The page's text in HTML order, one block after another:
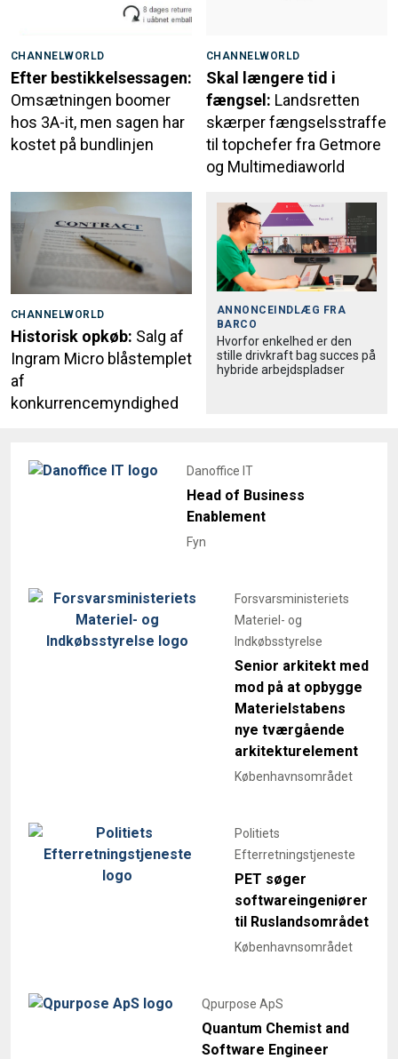
CHANNELWORLD
Efter bestikkelsessagen:
Omsætningen boomer
hos 3A-it, men sagen har
kostet på bundlinjen
CHANNELWORLD
Skal længere tid i
fængsel: Landsretten
skærper fængselsstraffe
til topchefer fra Getmore
og Multimediaworld
CHANNELWORLD
Historisk opkøb: Salg af
Ingram Micro blåstemplet
af
konkurrencemyndighed
ANNONCEINDLÆG FRA
BARCO
Hvorfor enkelhed er den
stille drivkraft bag succes på
hybride arbejdspladser
Danoffice IT
Head of Business
Enablement
Fyn
Forsvarsministeriets
Materiel- og
Indkøbsstyrelse
Senior arkitekt med
mod på at opbygge
Materielstabens
nye tværgående
arkitekturelement
Københavnsområdet
Politiets
Efterretningstjeneste
PET søger
softwareingeniører
til Ruslandsområdet
Københavnsområdet
Qpurpose ApS
Quantum Chemist and
Software Engineer